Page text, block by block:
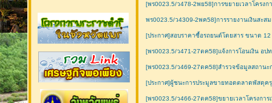
[พร0023.5/ว478-2พย58]การขยายเวลาโครง
พร0023.5/ว4309-2พค58]การรายงานเงินสะส
[ประกาศ]สอบราคาซื้อรถยนต์โดยสาร ขนาด
[พร0023.5/ว471-27ตค58]แจ้งการโอนเงิน อป
[พร0023.5/ว469-27ตค58]สำรวจข้อมูลสถานะ
[ประกาศ]ผู้ชนะการประมูลขายทอดตลาดพัสดุ
[พร0023.5/ว466-27ตค58]ขยายเวลาโครงการ